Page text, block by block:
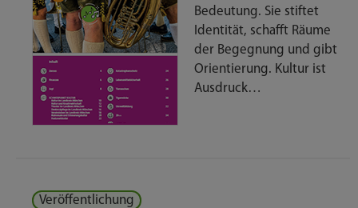
Bedeutung. Sie stiftet
Identität, schafft Räume
der Begegnung und gibt
Orientierung. Kultur ist
Ausdruck…
Veröffentlichung